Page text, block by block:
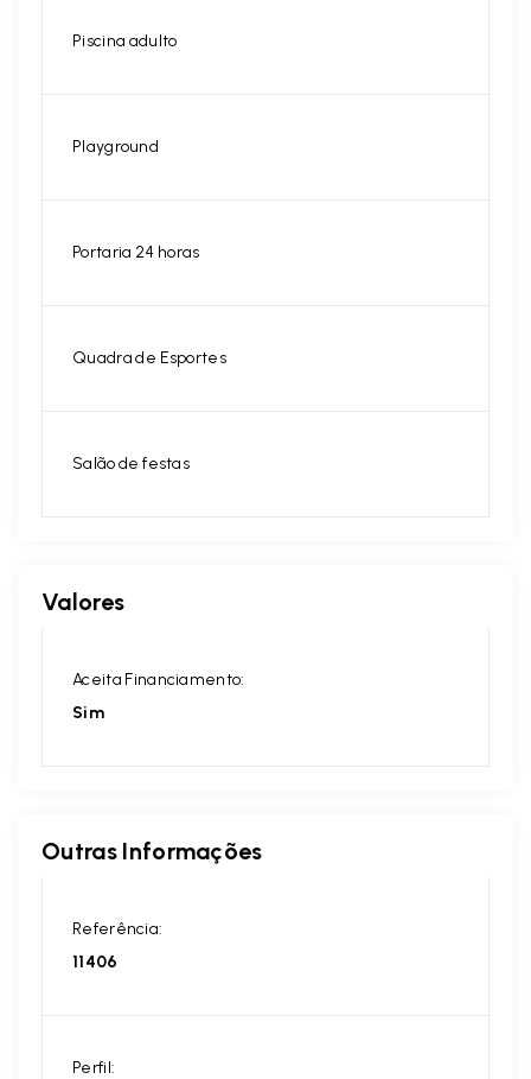
Piscina adulto
Playground
Portaria 24 horas
Quadra de Esportes
Salão de festas
Valores
Aceita Financiamento:
Sim
Outras Informações
Referência:
11406
Perfil: